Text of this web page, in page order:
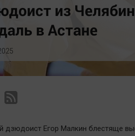
Челябинск космический
Другие рубрики
English version
Online-консультация
из
в Астане
дзюдоист Егор Малкин блестяще